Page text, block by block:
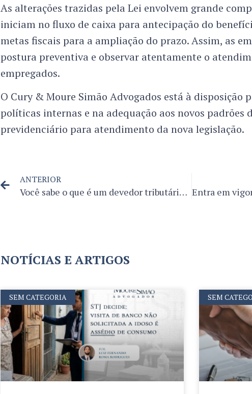
As alterações trazidas pela Lei envolvem grande
iniciam no fluxo de caixa para antecipação do
metas fiscais para a ampliação do prazo. Assim, as
postura preventiva e observar atentamente o
empregados.
O Cury & Moure Simão Advogados está à disposição
políticas internas e na adequação aos novos
previdenciário para atendimento da nova legislação.
ANTERIOR
Você sabe o que é um devedor tributário contumaz? A Receita Federal definiu os critérios
NOTÍCIAS E ARTIGOS
SEM CATEGORIA SEM